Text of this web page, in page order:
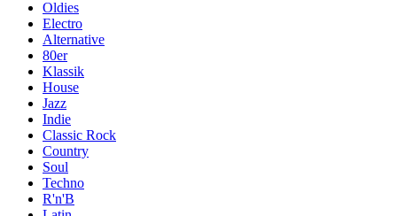
Oldies
Electro
Alternative
80er
Klassik
House
Jazz
Indie
Classic Rock
Country
Soul
Techno
R'n'B